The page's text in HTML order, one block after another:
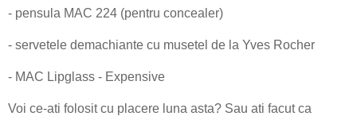
- pensula MAC 224 (pentru concealer)
- servetele demachiante cu musetel de la Yves Rocher
- MAC Lipglass - Expensive
Voi ce-ati folosit cu placere luna asta? Sau ati facut ca